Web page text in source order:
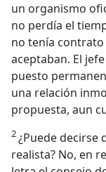
un organismo
no perdía el
no tenía
aceptaban. El
puesto
una relación
propuesta, aun
2¿Puede decirse
realista? No, en